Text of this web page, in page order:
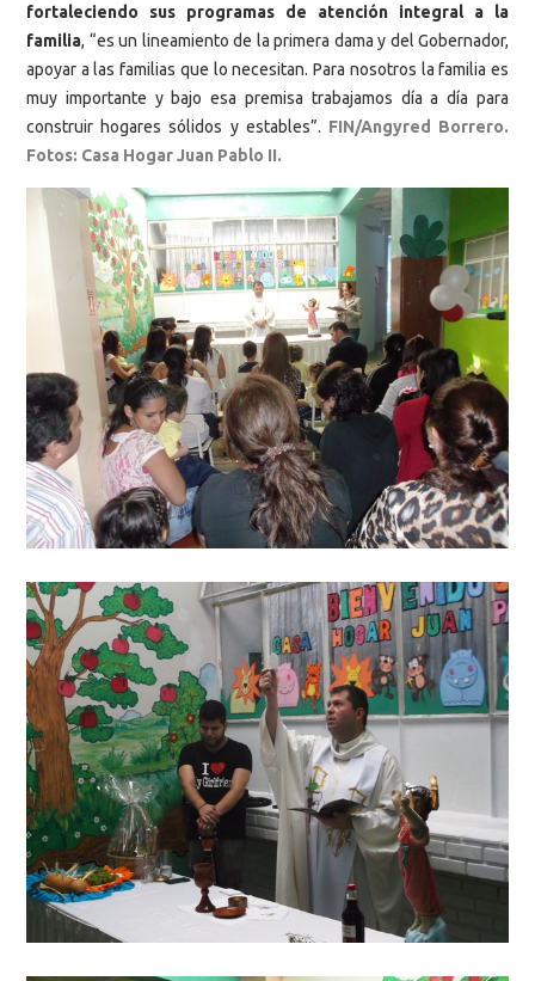
fortaleciendo sus programas de atención integral a la
familia, “es un lineamiento de la primera dama y del Gobernador,
apoyar a las familias que lo necesitan. Para nosotros la familia es
muy importante y bajo esa premisa trabajamos día a día para
construir hogares sólidos y estables”. FIN/Angyred Borrero.
Fotos: Casa Hogar Juan Pablo II.